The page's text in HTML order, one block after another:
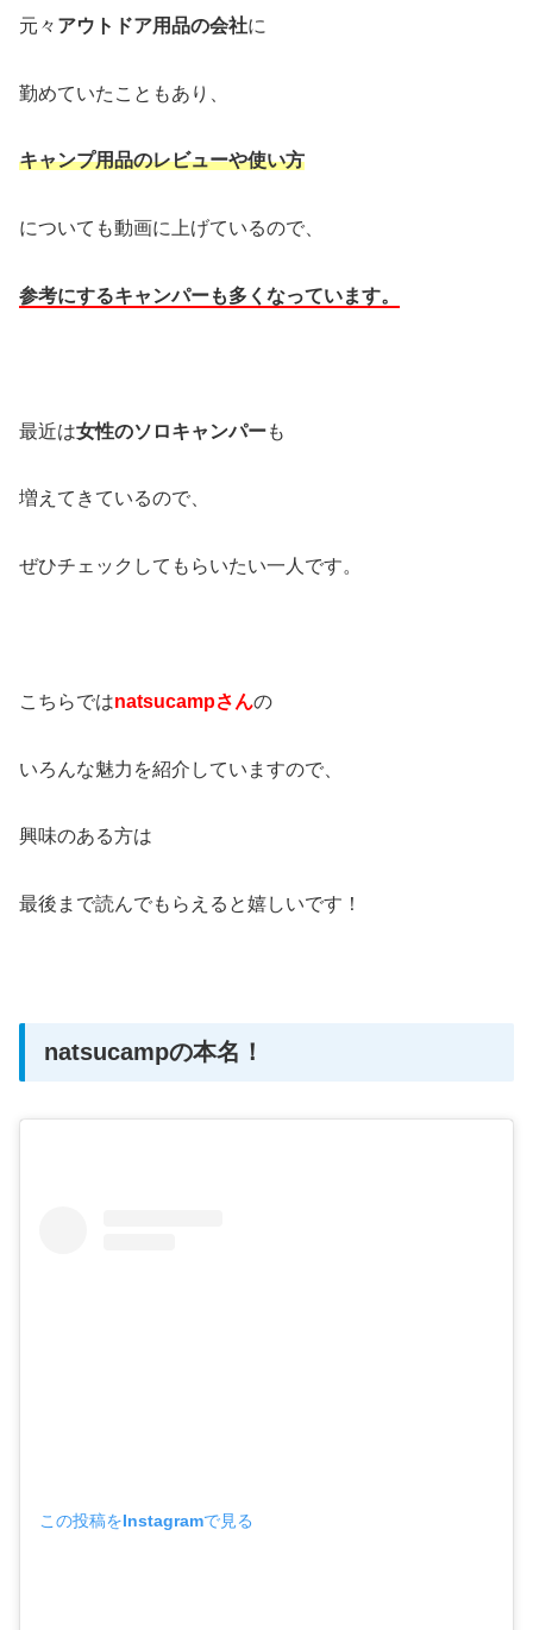
元々 アウトドア用品の会社に
勤めていたこともあり、
キャンプ用品のレビューや使い方
についても動画に上げているので、
参考にするキャンパーも多くなっています。
最近は女性のソロキャンパーも
増えてきているので、
ぜひチェックしてもらいたい一人です。
こちらではnatsucampさんの
いろんな魅力を紹介していますので、
興味のある方は
最後まで読んでもらえると嬉しいです！
natsucampの本名！
この投稿をInstagramで見る